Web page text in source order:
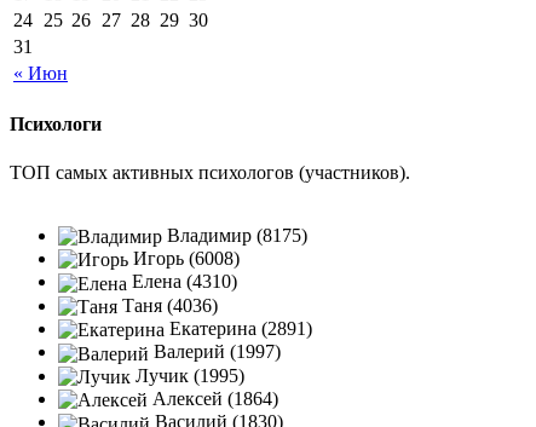
« Июн
24 25 26 27 28 29 30
31
Психологи
ТОП самых активных психологов (участников).
Владимир (8175)
Игорь (6008)
Елена (4310)
Таня (4036)
Екатерина (2891)
Валерий (1997)
Лучик (1995)
Алексей (1864)
Василий (1830)